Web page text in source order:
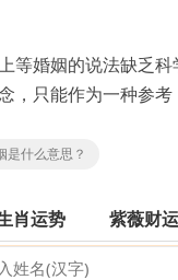
等婚姻的说法缺乏
，只能作为一种参
是什么意思？
肖运势 紫薇财运